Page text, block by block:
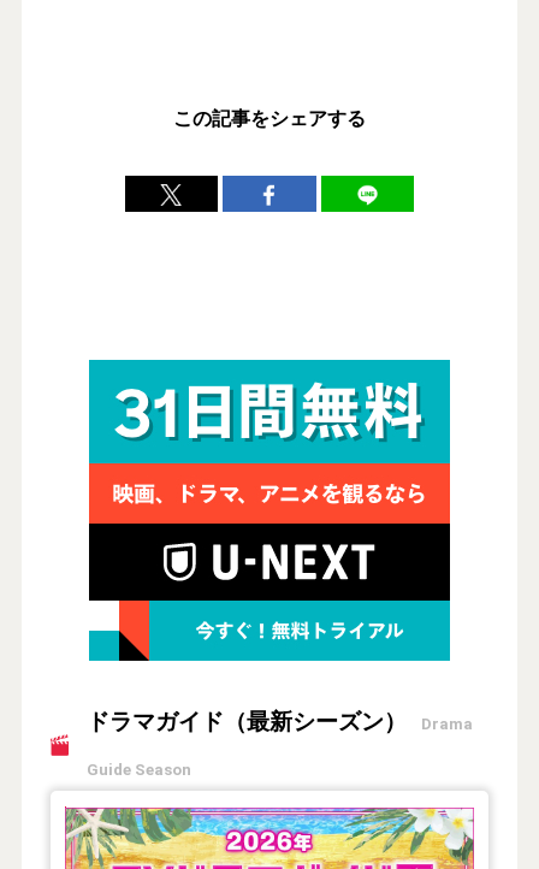
この記事をシェアする
ドラマガイド（最新シーズン） Drama
Guide Season
【2026年夏】TVドラマガイド